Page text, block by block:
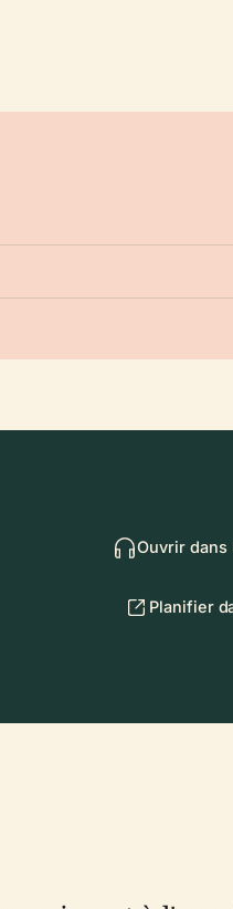
Ouvrir dans
Planifier